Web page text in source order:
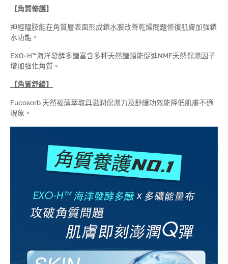
【角質修護】
神經醯胺能在角質層表面形成鎖水膜改善乾燥問題修復肌膚加強鎖
水功能。
EXO-H™海洋發酵多醣富含多種天然醣類能促進NMF天然保濕因子
增加強化角質。
【角質舒緩】
Fucosorb 天然褐藻萃取具滋潤保濕力及舒緩功效能降低肌膚不適
現象。